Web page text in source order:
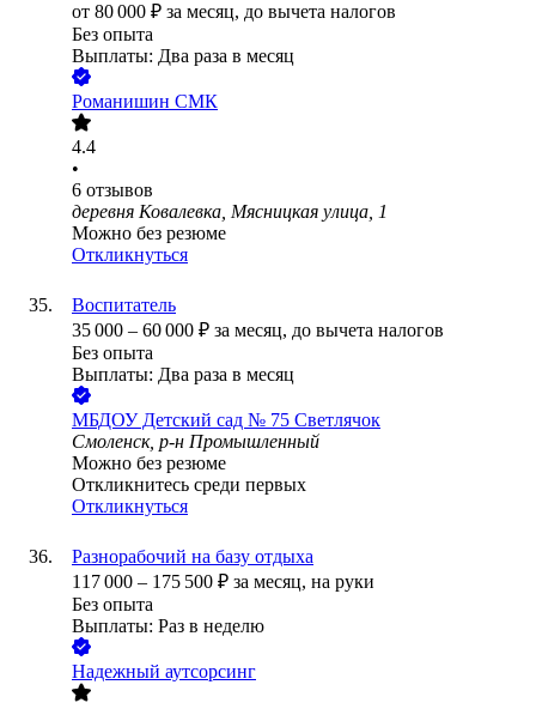
от 80 000 ₽ за месяц, до вычета налогов
Без опыта
Выплаты: Два раза в месяц
Романишин СМК
4.4
•
6 отзывов
деревня Ковалевка, Мясницкая улица, 1
Можно без резюме
Откликнуться
Воспитатель
35 000 – 60 000 ₽ за месяц, до вычета налогов
Без опыта
Выплаты: Два раза в месяц
МБДОУ Детский сад № 75 Светлячок
Смоленск, р-н Промышленный
Можно без резюме
Откликнитесь среди первых
Откликнуться
Разнорабочий на базу отдыха
117 000 – 175 500 ₽ за месяц, на руки
Без опыта
Выплаты: Раз в неделю
Надежный аутсорсинг